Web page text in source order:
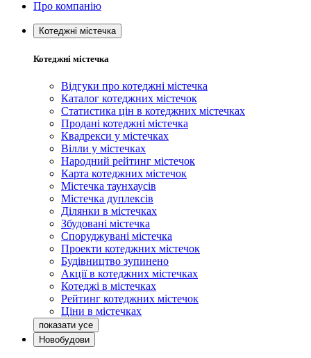
Про компанію
Котеджні містечка
Котеджні містечка
Відгуки про котеджні містечка
Каталог котеджних містечок
Статистика цін в котеджних містечках
Продані котеджні містечка
Квадрекси у містечках
Вілли у містечках
Народний рейтинг містечок
Карта котеджних містечок
Містечка таунхаусів
Містечка дуплексів
Ділянки в містечках
Збудовані містечка
Споруджувані містечка
Проекти котеджних містечок
Будівництво зупинено
Акції в котеджних містечках
Котеджі в містечках
Рейтинг котеджних містечок
Ціни в містечках
Новобудови